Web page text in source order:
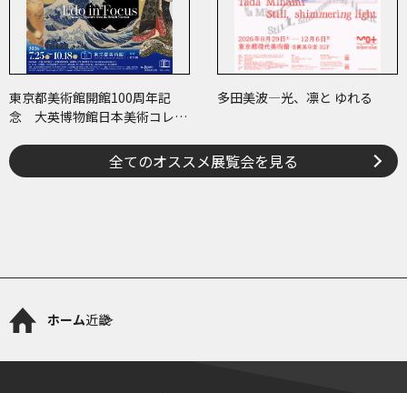
東京都美術館開館100周年記
念 大英博物館日本美術コレク
江戸絵画
多田美波―光、凛と ゆれる
全てのオススメ展覧会を見る
ホーム近畿